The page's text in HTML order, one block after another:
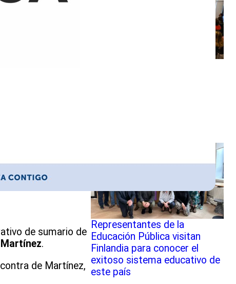
de sumario de
.
de Martínez,
Representantes de la
Educación Pública visitan
Finlandia para conocer el
exitoso sistema educativo de
este país